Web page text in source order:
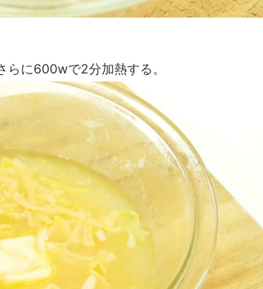
らに600wで2分加熱する。